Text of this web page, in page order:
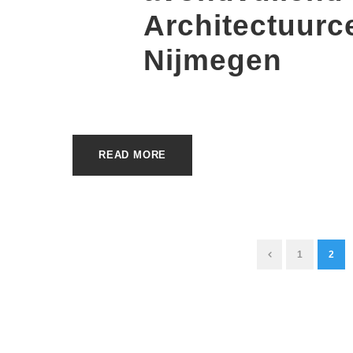
Nijmegen
READ MORE
1 2